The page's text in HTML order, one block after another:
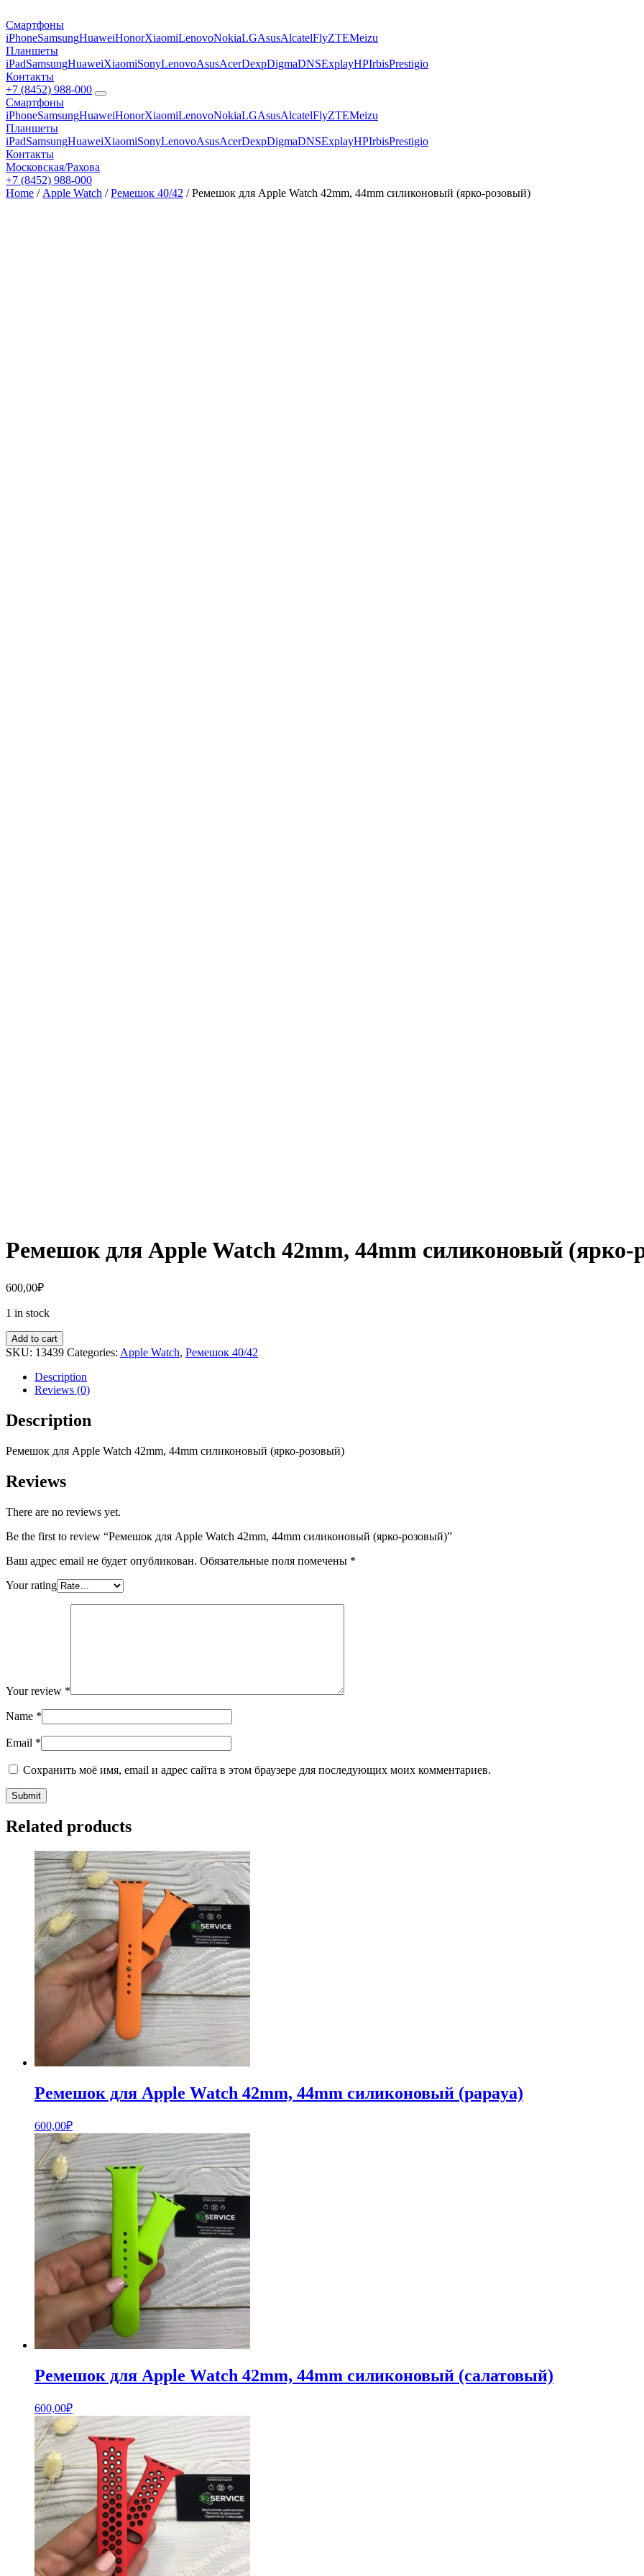
Смартфоны
iPhoneSamsungHuaweiHonorXiaomiLenovoNokiaLGAsusAlcatelFlyZTEMeizu
Планшеты
iPadSamsungHuaweiXiaomiSonyLenovoAsusAcerDexpDigmaDNSExplayHPIrbisPrestigio
Контакты
+7 (8452) 988-000
Смартфоны
iPhoneSamsungHuaweiHonorXiaomiLenovoNokiaLGAsusAlcatelFlyZTEMeizu
Планшеты
iPadSamsungHuaweiXiaomiSonyLenovoAsusAcerDexpDigmaDNSExplayHPIrbisPrestigio
Контакты
Московская/Рахова
+7 (8452) 988-000
Home / Apple Watch /Ремешок 40/42 / Ремешок для Apple Watch 42mm, 44mm силиконовый (ярко-розовый)
Ремешок для Apple Watch 42mm, 44mm силиконовый (ярко-
600,00₽
1 in stock
Add to cart
SKU: 13439 Categories: Apple Watch, Ремешок 40/42
Description
Reviews (0)
Description
Ремешок для Apple Watch 42mm, 44mm силиконовый (ярко-розовый)
Reviews
There are no reviews yet.
Be the first to review “Ремешок для Apple Watch 42mm, 44mm силиконовый (ярко-розовый)”
Ваш адрес email не будет опубликован. Обязательные поля помечены *
Your rating
Your review *
Name *
Email *
Сохранить моё имя, email и адрес сайта в этом браузере для последующих моих комментариев.
Related products
Ремешок для Apple Watch 42mm, 44mm силиконовый (papaya)
600,00₽
Ремешок для Apple Watch 42mm, 44mm силиконовый (салатовый)
600,00₽